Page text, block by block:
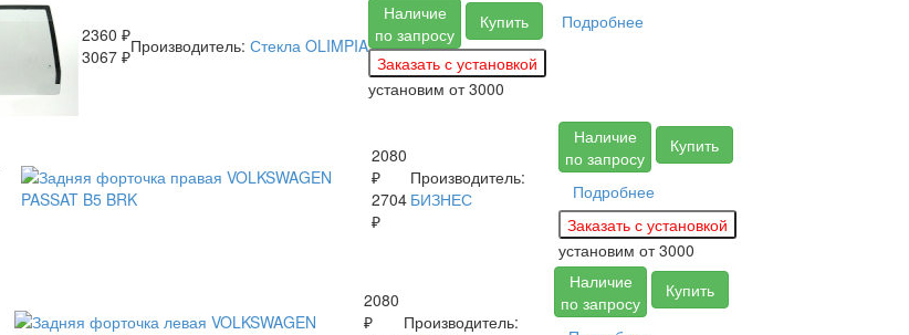
2360 ₽
3067 ₽Производитель: Стекла OLIMPIA
Наличие
по запросу
Купить Подробнее
установим от 3000
2080
₽
2704
₽
Производитель:
БИЗНЕС
Наличие
по запросу
Купить
Подробнее
установим от 3000
2080
₽
Производитель:
Наличие
по запросу
Купить